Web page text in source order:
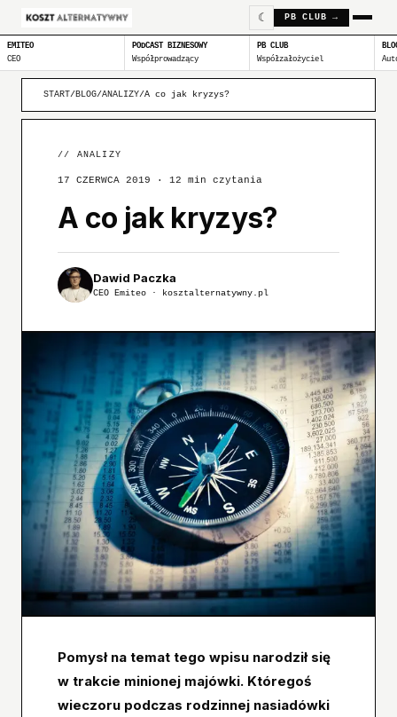
☾ PB CLUB →
EMITEO
CEO
PODCAST BIZNESOWY
Współprowadzący
PB CLUB
Współzałożyciel
START/BLOG/ANALIZY/A co jak kryzys?
// ANALIZY
17 CZERWCA 2019 · 12 min czytania
A co jak kryzys?
Dawid Paczka
CEO Emiteo · kosztalternatywny.pl
Pomysł na temat tego wpisu narodził się
w trakcie minionej majówki. Któregoś
wieczoru podczas rodzinnej nasiadówki